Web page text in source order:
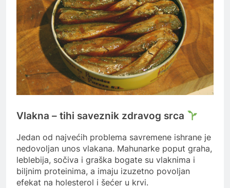
Vlakna – tihi saveznik zdravog srca
Jedan od najvećih problema savremene ishrane je
nedovoljan unos vlakana. Mahunarke poput graha,
leblebija, sočiva i graška bogate su vlaknima i
biljnim proteinima, a imaju izuzetno povoljan
efekat na holesterol i šećer u krvi.